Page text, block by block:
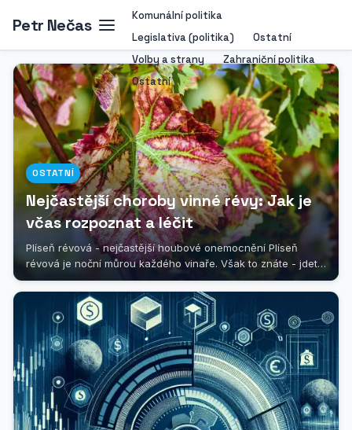
Petr Nečas
Komunální politika
Legislativa (politika)
Ostatní
Volby a strany
Zahraniční politika
Ostatní
OSTATNÍ
Nejčastější choroby vinné révy: Jak je
včas rozpoznat a léčit
Plíseň révová - nejčastější houbové onemocnění Plíseň
révová je noční můrou každého vinaře. Však to znáte - jdete
ráno do...